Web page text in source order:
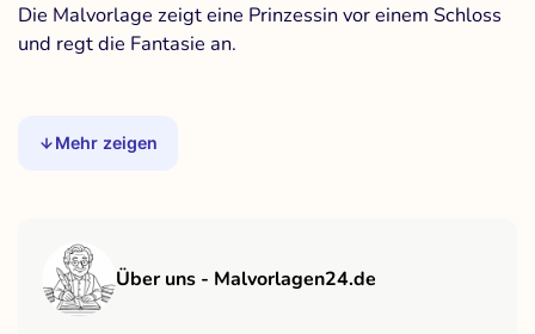
Die Malvorlage zeigt eine Prinzessin vor einem Schloss
und regt die Fantasie an.
Mehr zeigen
Über uns - Malvorlagen24.de